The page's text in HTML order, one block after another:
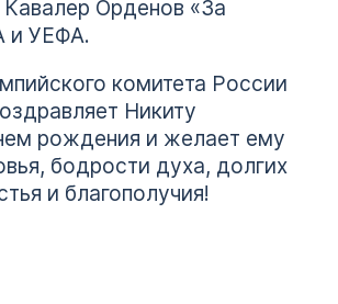
Орденов «За
и УЕФА.
комитета России
Никиту
рождения и желает ему
бодрости духа, долгих
и благополучия!